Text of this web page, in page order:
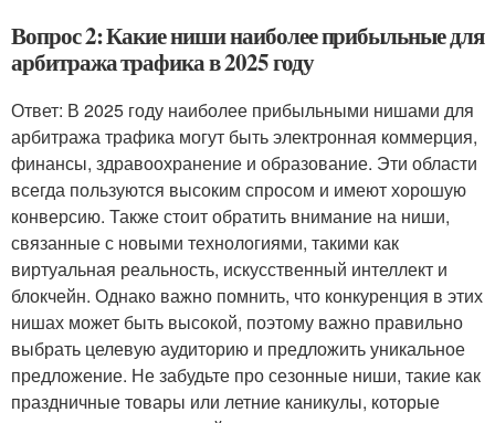
Вопрос 2: Какие ниши наиболее прибыльные для
арбитража трафика в 2025 году
Ответ: В 2025 году наиболее прибыльными нишами для
арбитража трафика могут быть электронная коммерция,
финансы, здравоохранение и образование. Эти области
всегда пользуются высоким спросом и имеют хорошую
конверсию. Также стоит обратить внимание на ниши,
связанные с новыми технологиями, такими как
виртуальная реальность, искусственный интеллект и
блокчейн. Однако важно помнить, что конкуренция в этих
нишах может быть высокой, поэтому важно правильно
выбрать целевую аудиторию и предложить уникальное
предложение. Не забудьте про сезонные ниши, такие как
праздничные товары или летние каникулы, которые